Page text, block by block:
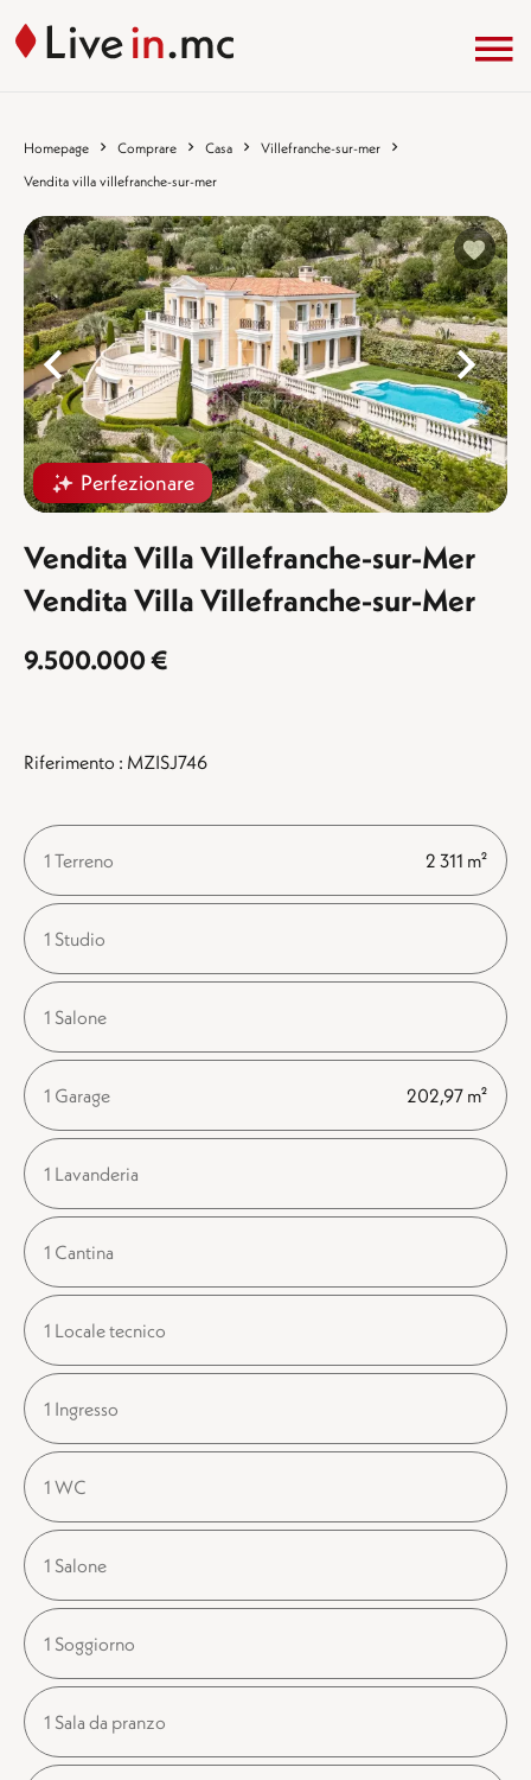
Homepage Comprare Casa
Villefranche-sur-mer
Vendita villa villefranche-sur-mer
Perfezionare
%}
Vendita Villa Villefranche-sur-Mer
Vendita Villa Villefranche-sur-Mer
9.500.000 €
Riferimento : MZISJ746
1 Terreno 2 311 m²
1 Studio
1 Salone
1 Garage 202,97 m²
1 Lavanderia
1 Cantina
1 Locale tecnico
1 Ingresso
1 WC
1 Salone
1 Soggiorno
1 Sala da pranzo